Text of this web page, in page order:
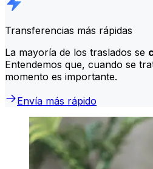
Transferencias más rápidas
La mayoría de los traslados se
Entendemos que, cuando se
momento es importante.
Envía más rápido